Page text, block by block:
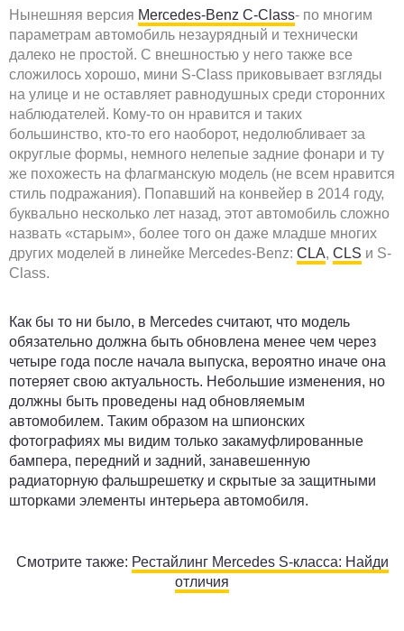
Нынешняя версия Mercedes-Benz C-Class- по многим
параметрам автомобиль незаурядный и технически
далеко не простой. С внешностью у него также все
сложилось хорошо, мини S-Class приковывает взгляды
на улице и не оставляет равнодушных среди сторонних
наблюдателей. Кому-то он нравится и таких
большинство, кто-то его наоборот, недолюбливает за
округлые формы, немного нелепые задние фонари и ту
же похожесть на флагманскую модель (не всем нравится
стиль подражания). Попавший на конвейер в 2014 году,
буквально несколько лет назад, этот автомобиль сложно
назвать «старым», более того он даже младше многих
других моделей в линейке Mercedes-Benz: CLA, CLS и S-
Class.
Как бы то ни было, в Mercedes считают, что модель
обязательно должна быть обновлена менее чем через
четыре года после начала выпуска, вероятно иначе она
потеряет свою актуальность. Небольшие изменения, но
должны быть проведены над обновляемым
автомобилем. Таким образом на шпионских
фотографиях мы видим только закамуфлированные
бампера, передний и задний, занавешенную
радиаторную фальшрешетку и скрытые за защитными
шторками элементы интерьера автомобиля.
Смотрите также: Рестайлинг Mercedes S-класса: Найди
отличия